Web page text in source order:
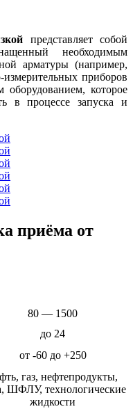
представляет собой
необходимым
арматуры (например,
приборов
которое
в процессе запуска и
приёма от
80 — 1500
до 24
от -60 до +250
газ, нефтепродукты,
ШФЛУ, технологические
жидкости